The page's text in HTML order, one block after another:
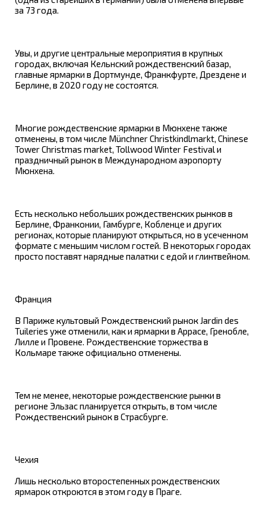
за 73 года.
Увы, и другие центральные мероприятия в крупных
городах, включая Кельнский рождественский базар,
главные ярмарки в Дортмунде, Франкфурте, Дрездене и
Берлине, в 2020 году не состоятся.
Многие рождественские ярмарки в Мюнхене также
отменены, в том числе Münchner Christkindlmarkt, Chinese
Tower Christmas market, Tollwood Winter Festival и
праздничный рынок в Международном аэропорту
Мюнхена.
Есть несколько небольших рождественских рынков в
Берлине, Франконии, Гамбурге, Кобленце и других
регионах, которые планируют открыться, но в усеченном
формате с меньшим числом гостей. В некоторых городах
просто поставят нарядные палатки с едой и глинтвейном.
Франция
В Париже культовый Рождественский рынок Jardin des
Tuileries уже отменили, как и ярмарки в Аррасе, Гренобле,
Лилле и Провене. Рождественские торжества в
Кольмаре также официально отменены.
Тем не менее, некоторые рождественские рынки в
регионе Эльзас планируется открыть, в том числе
Рождественский рынок в Страсбурге.
Чехия
Лишь несколько второстепенных рождественских
ярмарок откроются в этом году в Праге.